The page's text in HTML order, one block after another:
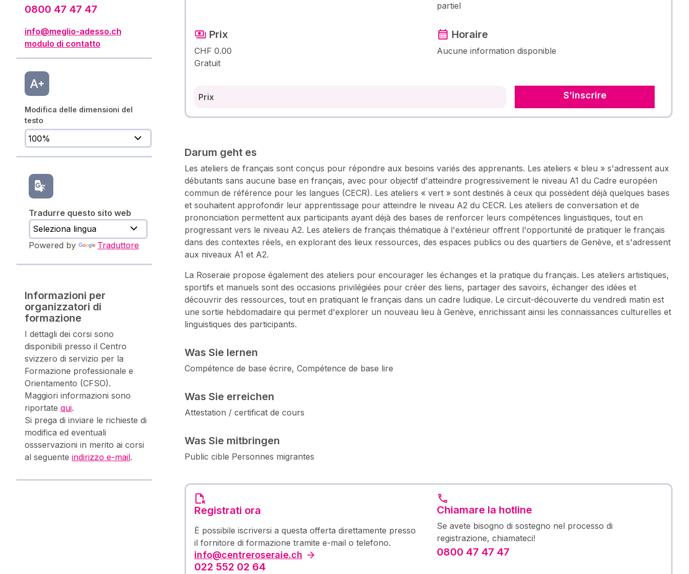
0800 47 47 47
info@meglio-adesso.ch
modulo di contatto
Modifica delle dimensioni del
testo
Tradurre questo sito web
Powered by Traduttore
Informazioni per
organizzatori di
formazione
I dettagli dei corsi sono
disponibili presso il Centro
svizzero di servizio per la
Formazione professionale e
Orientamento (CFSO).
Maggiori informazioni sono
riportate qui.
Si prega di inviare le richieste di
modifica ed eventuali
ossservazioni in merito ai corsi
al seguente indirizzo e-mail.
partiel
Prix
CHF 0.00
Gratuit
Horaire
Aucune information disponible
Prix S'inscrire
Darum geht es
Les ateliers de français sont conçus pour répondre aux besoins variés des apprenants. Les ateliers « bleu » s'adressent aux
débutants sans aucune base en français, avec pour objectif d'atteindre progressivement le niveau A1 du Cadre européen
commun de référence pour les langues (CECR). Les ateliers « vert » sont destinés à ceux qui possèdent déjà quelques bases
et souhaitent approfondir leur apprentissage pour atteindre le niveau A2 du CECR. Les ateliers de conversation et de
prononciation permettent aux participants ayant déjà des bases de renforcer leurs compétences linguistiques, tout en
progressant vers le niveau A2. Les ateliers de français thématique à l'extérieur offrent l'opportunité de pratiquer le français
dans des contextes réels, en explorant des lieux ressources, des espaces publics ou des quartiers de Genève, et s'adressent
aux niveaux A1 et A2.
La Roseraie propose également des ateliers pour encourager les échanges et la pratique du français. Les ateliers artistiques,
sportifs et manuels sont des occasions privilégiées pour créer des liens, partager des savoirs, échanger des idées et
découvrir des ressources, tout en pratiquant le français dans un cadre ludique. Le circuit-découverte du vendredi matin est
une sortie hebdomadaire qui permet d'explorer un nouveau lieu à Genève, enrichissant ainsi les connaissances culturelles et
linguistiques des participants.
Was Sie lernen
Compétence de base écrire, Compétence de base lire
Was Sie erreichen
Attestation / certificat de cours
Was Sie mitbringen
Public cible Personnes migrantes
Registrati ora
È possibile iscriversi a questa offerta direttamente presso
il fornitore di formazione tramite e-mail o telefono.
info@centreroseraie.ch
022 552 02 64
Chiamare la hotline
Se avete bisogno di sostegno nel processo di
registrazione, chiamateci!
0800 47 47 47